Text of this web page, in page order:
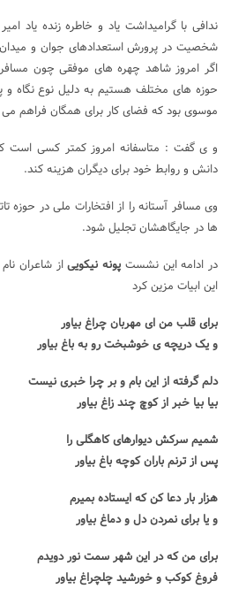
ندافی با گرامیداشت یاد و خاطره زنده یاد
شخصیت در پرورش استعدادهای جوان و میدان
اگر امروز شاهد چهره های موفقی چون
حوزه های مختلف هستیم به دلیل نوع
موسوی بود که فضای کار برای همگان فراهم می
و ی گفت : متاسفانه امروز کمتر کسی است
دانش و روابط خود برای دیگران هزینه کند.
وی مسافر آستانه را از افتخارات ملی در
ها در جایگاهشان تجلیل شود.
در ادامه این نشست پونه نیکوییاز شاعران
این ابیات مزین کرد
برای قلب من ای مهربان چراغ بیاور
و یک دریچه ی خوشبخت رو به باغ بیاور
دلم گرفته از این بام و بر چرا خبری نیست
بیا بیا خبر از کوچ چند زاغ بیاور
شمیم سرکش دیوارهای کاهگلی را
پس از ترنم باران کوچه باغ بیاور
هزار بار دعا کن که ایستاده بمیرم
و یا برای نمردن دل و دماغ بیاور
برای من که در این شهر سمت نور دویدم
فروغ کوکب و خورشید چلچراغ بیاور